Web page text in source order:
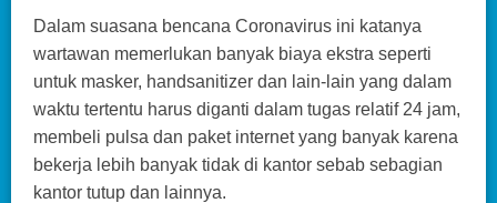
Dalam suasana bencana Coronavirus ini katanya
wartawan memerlukan banyak biaya ekstra seperti
untuk masker, handsanitizer dan lain-lain yang dalam
waktu tertentu harus diganti dalam tugas relatif 24 jam,
membeli pulsa dan paket internet yang banyak karena
bekerja lebih banyak tidak di kantor sebab sebagian
kantor tutup dan lainnya.